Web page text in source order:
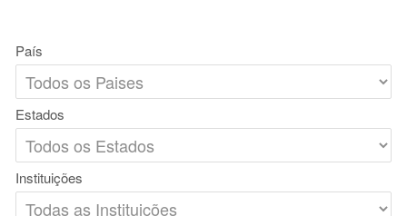
País
Estados
Instituições